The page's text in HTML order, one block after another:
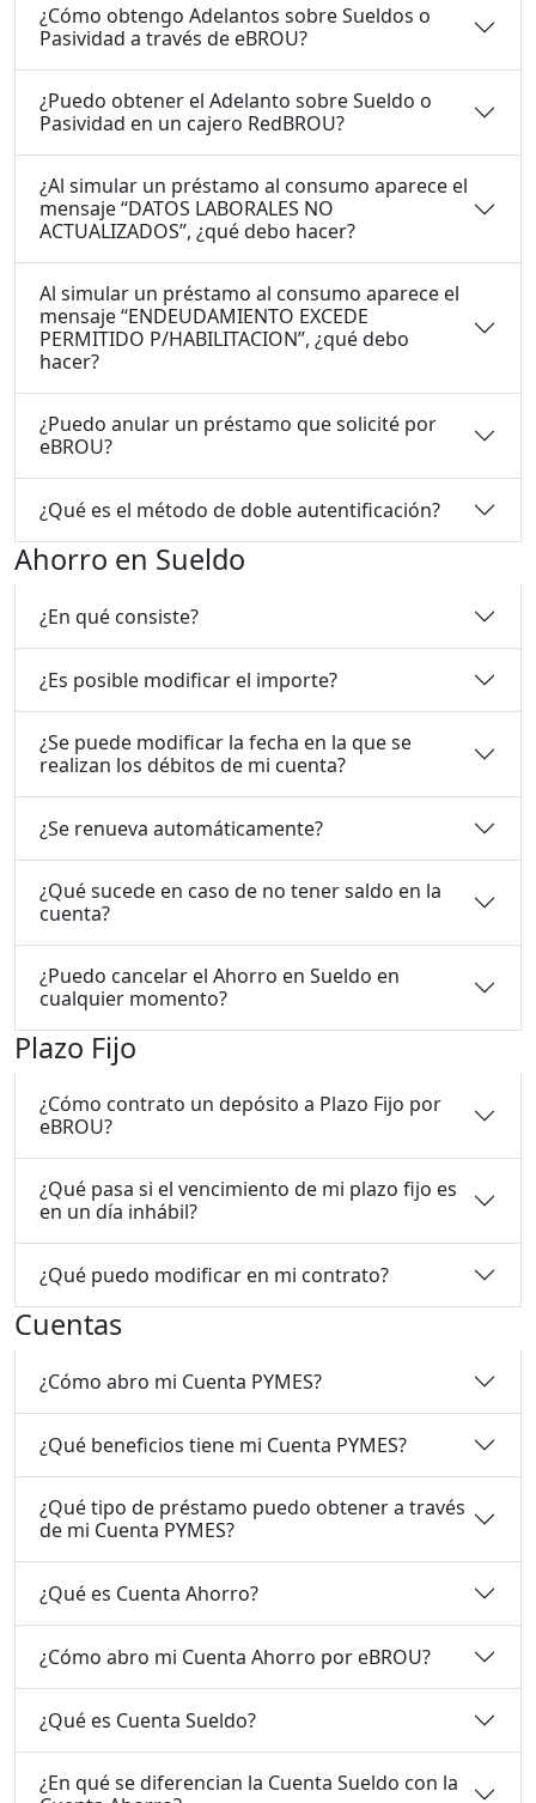
¿Cómo obtengo Adelantos sobre Sueldos o
Pasividad a través de eBROU?
¿Puedo obtener el Adelanto sobre Sueldo o
Pasividad en un cajero RedBROU?
¿Al simular un préstamo al consumo aparece el
mensaje “DATOS LABORALES NO
ACTUALIZADOS”, ¿qué debo hacer?
Al simular un préstamo al consumo aparece el
mensaje “ENDEUDAMIENTO EXCEDE
PERMITIDO P/HABILITACION”, ¿qué debo
hacer?
¿Puedo anular un préstamo que solicité por
eBROU?
¿Qué es el método de doble autentificación?
Ahorro en Sueldo
¿En qué consiste?
¿Es posible modificar el importe?
¿Se puede modificar la fecha en la que se
realizan los débitos de mi cuenta?
¿Se renueva automáticamente?
¿Qué sucede en caso de no tener saldo en la
cuenta?
¿Puedo cancelar el Ahorro en Sueldo en
cualquier momento?
Plazo Fijo
¿Cómo contrato un depósito a Plazo Fijo por
eBROU?
¿Qué pasa si el vencimiento de mi plazo fijo es
en un día inhábil?
¿Qué puedo modificar en mi contrato?
Cuentas
¿Cómo abro mi Cuenta PYMES?
¿Qué beneficios tiene mi Cuenta PYMES?
¿Qué tipo de préstamo puedo obtener a través
de mi Cuenta PYMES?
¿Qué es Cuenta Ahorro?
¿Cómo abro mi Cuenta Ahorro por eBROU?
¿Qué es Cuenta Sueldo?
¿En qué se diferencian la Cuenta Sueldo con la